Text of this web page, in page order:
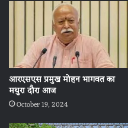
आरएसएस प्रमुख मोहन भागवत का
मथुरा दौरा आज
October 19, 2024